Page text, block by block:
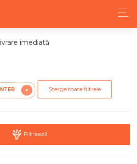
imediată
X Șterge toate filtrele
Filtrează